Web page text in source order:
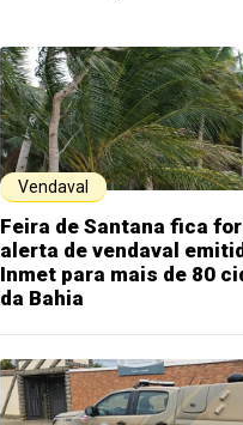
Vendaval
Feira de Santana fica
alerta de vendaval
Inmet para mais de 80
da Bahia